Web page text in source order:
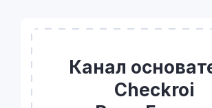
Канал
Checkroi